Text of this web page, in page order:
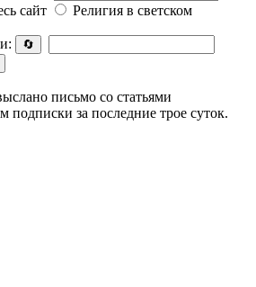
сайт
Религия в светском
🔄
письмо со статьями
подписки за последние трое суток.